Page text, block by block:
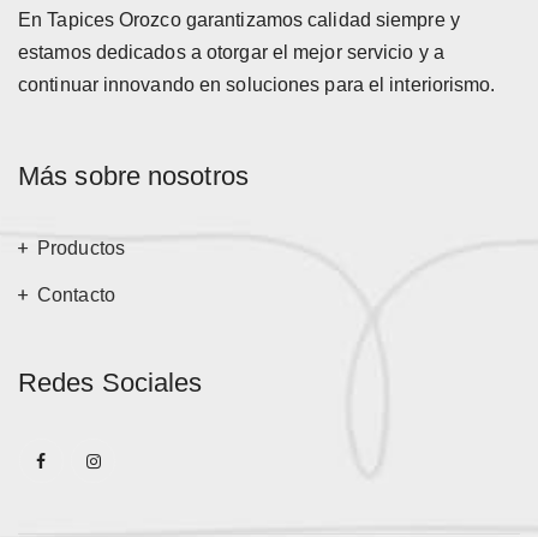
En Tapices Orozco garantizamos calidad siempre y
estamos dedicados a otorgar el mejor servicio y a
continuar innovando en soluciones para el interiorismo.
Más sobre nosotros
Productos
Contacto
Redes Sociales